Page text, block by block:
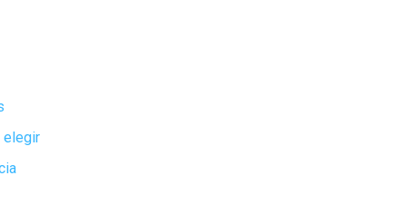
elegir